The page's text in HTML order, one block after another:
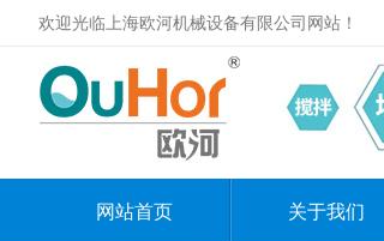
欢迎光临上海欧河机械设备有限公司网站！
网站首页 关于我们